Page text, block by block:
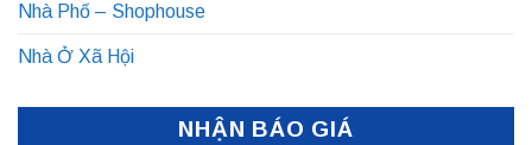
Nhà Phố – Shophouse
Nhà Ở Xã Hội
NHẬN BÁO GIÁ